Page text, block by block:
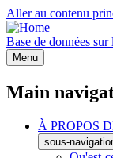
Aller au contenu
Base de données
Menu
Main
À PROPOS
sous-